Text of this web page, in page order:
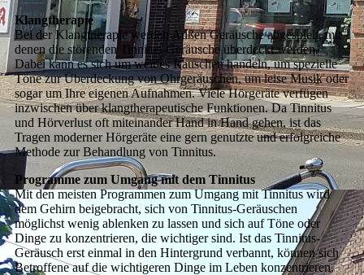
Klangtherapie
Bei der Klangtherapie werden Außen Geräusche abgespielt, mit
denen die störenden Tinnitus-Geräusche überdeckt werden.
Dabei kann es sich um weißes Rauschen handeln, um spezielle
Töne zur Überdeckung von Ohrgeräuschen, um leise Musik oder
sogar um Ihre eigenen Aufnahmen. Viele Hörgeräte verfügen
inzwischen über klangtherapeutische Funktionen. Da Tinnitus
und Hörverlust oft miteinander Hand in Hand gehen, ist das
Tragen moderner Hörgeräte eine gern genutzte und erfolgreiche
Methode zur Behandlung von Tinnitus.
Programme zum Umgang mit dem Tinnitus
Mit den meisten Programmen zum Umgang mit Tinnitus wird
dem Gehirn beigebracht, sich von Tinnitus-Geräuschen
möglichst wenig ablenken zu lassen und sich auf Töne oder
Dinge zu konzentrieren, die wichtiger sind. Ist das Tinnitus-
Geräusch erst einmal in den Hintergrund verbannt, können sich
Betroffene auf die wichtigeren Dinge im Leben konzentrieren.